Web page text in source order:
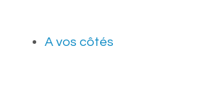
A vos côtés